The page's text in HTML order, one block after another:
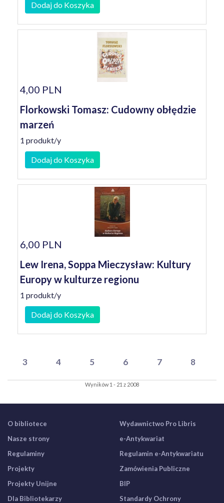
Dodaj do Koszyka
4,00 PLN
Florkowski Tomasz: Cudowny obłędzie
marzeń
1 produkt/y
Dodaj do Koszyka
6,00 PLN
Lew Irena, Soppa Mieczysław: Kultury
Europy w kulturze regionu
1 produkt/y
Dodaj do Koszyka
3 4 5 6 7 8
Wyników 1 - 21 z 2008
O bibliotece
Nasze strony
Regulaminy
Projekty
Projekty Unijne
Dla Bibliotekarzy
Wydawnictwo Pro Libris
e-Antykwariat
Regulamin e-Antykwariatu
Zamówienia Publiczne
BIP
Standardy Ochrony